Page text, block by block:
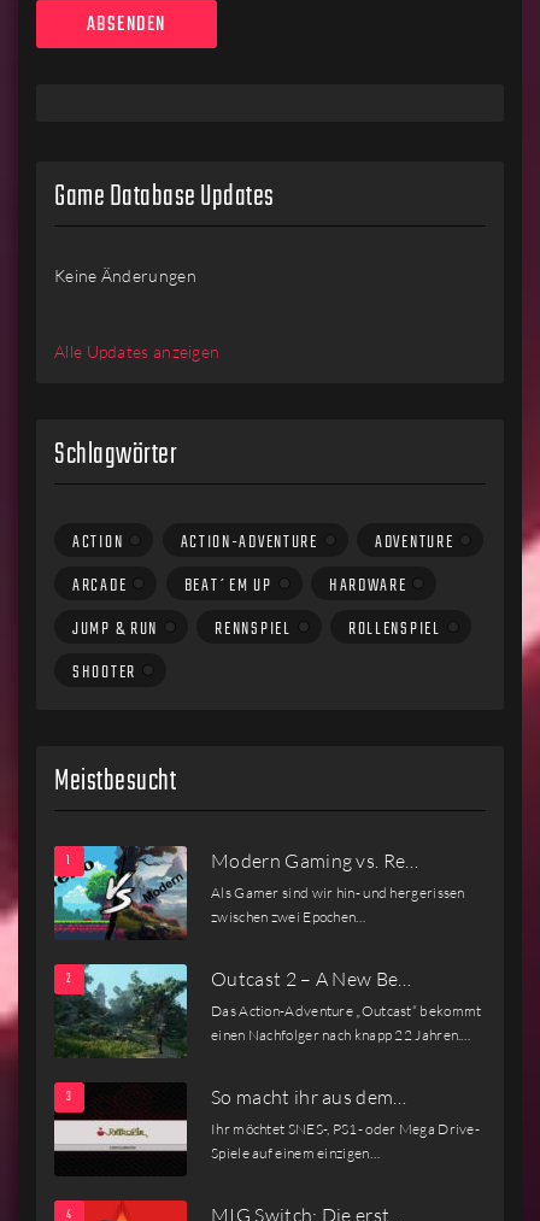
Game Database Updates
Keine Änderungen
Alle Updates anzeigen
Schlagwörter
ACTION ACTION-ADVENTURE
ADVENTURE
ARCADE
BEAT´EM UP
HARDWARE
JUMP & RUN
RENNSPIEL
ROLLENSPIEL
SHOOTER
Meistbesucht
Modern Gaming vs. Re…
Als Gamer sind wir hin- und hergerissen
zwischen zwei Epochen…
Outcast 2 – A New Be…
Das Action-Adventure „Outcast“ bekommt
einen Nachfolger nach knapp 22 Jahren.…
So macht ihr aus dem…
Ihr möchtet SNES-, PS1- oder Mega Drive-
Spiele auf einem einzigen…
MIG Switch: Die erst…